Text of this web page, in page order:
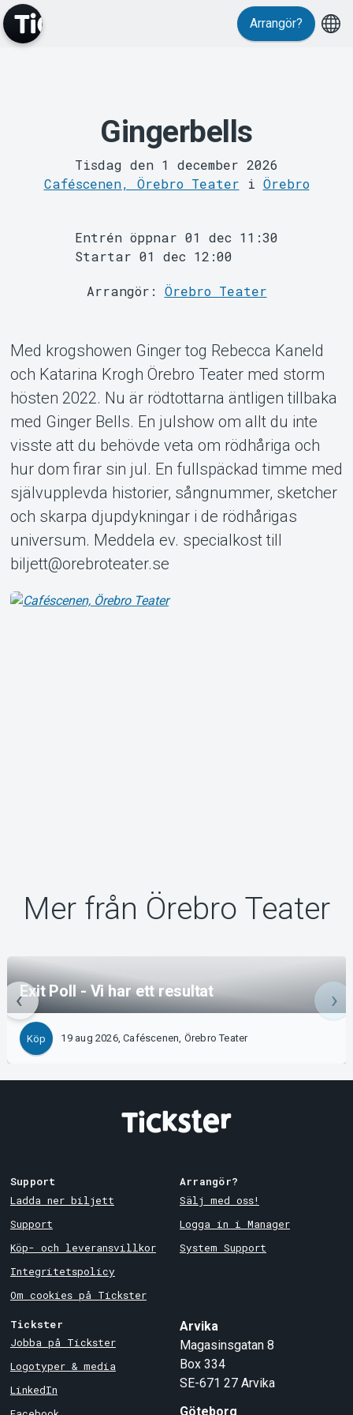
MyTickster
Support
Om Tickster
Arrangör?
Gingerbells
Tisdag den 1 december 2026
Caféscenen, Örebro Teater i Örebro
Entrén öppnar 01 dec 11:30
Startar 01 dec 12:00
Arrangör: Örebro Teater
Med krogshowen Ginger tog Rebecca Kaneld
och Katarina Krogh Örebro Teater med storm
hösten 2022. Nu är rödtottarna äntligen tillbaka
med Ginger Bells. En julshow om allt du inte
visste att du behövde veta om rödhåriga och
hur dom firar sin jul. En fullspäckad timme med
självupplevda historier, sångnummer, sketcher
och skarpa djupdykningar i de rödhårigas
universum. Meddela ev. specialkost till
biljett@orebroteater.se
Mer från Örebro Teater
Exit Poll - Vi har ett resultat
Köp 19 aug 2026, Caféscenen, Örebro Teater
Support
Ladda ner biljett
Support
Köp- och leveransvillkor
Integritetspolicy
Om cookies på Tickster
Arrangör?
Sälj med oss!
Logga in i Manager
System Support
Tickster
Jobba på Tickster
Logotyper & media
LinkedIn
Arvika
Magasinsgatan 8
Box 334
SE-671 27 Arvika
Göteborg